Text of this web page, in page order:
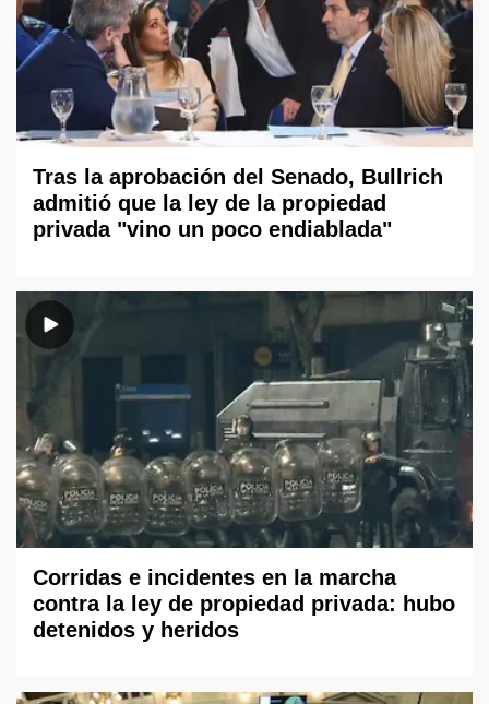
Tras la aprobación del Senado, Bullrich
admitió que la ley de la propiedad
privada "vino un poco endiablada"
Corridas e incidentes en la marcha
contra la ley de propiedad privada: hubo
detenidos y heridos